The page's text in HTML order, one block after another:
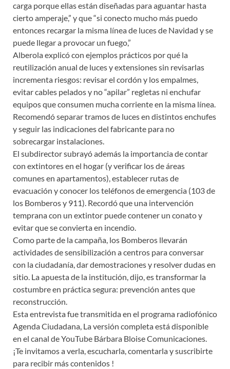
carga porque ellas están diseñadas para aguantar hasta
cierto amperaje,” y que “si conecto mucho más puedo
entonces recargar la misma línea de luces de Navidad y se
puede llegar a provocar un fuego,”
Alberola explicó con ejemplos prácticos por qué la
reutilización anual de luces y extensiones sin revisarlas
incrementa riesgos: revisar el cordón y los empalmes,
evitar cables pelados y no “apilar” regletas ni enchufar
equipos que consumen mucha corriente en la misma línea.
Recomendó separar tramos de luces en distintos enchufes
y seguir las indicaciones del fabricante para no
sobrecargar instalaciones.
El subdirector subrayó además la importancia de contar
con extintores en el hogar (y verificar los de áreas
comunes en apartamentos), establecer rutas de
evacuación y conocer los teléfonos de emergencia (103 de
los Bomberos y 911). Recordó que una intervención
temprana con un extintor puede contener un conato y
evitar que se convierta en incendio.
Como parte de la campaña, los Bomberos llevarán
actividades de sensibilización a centros para conversar
con la ciudadanía, dar demostraciones y resolver dudas en
sitio. La apuesta de la institución, dijo, es transformar la
costumbre en práctica segura: prevención antes que
reconstrucción.
Esta entrevista fue transmitida en el programa radiofónico
Agenda Ciudadana, La versión completa está disponible
en el canal de YouTube Bárbara Bloise Comunicaciones.
¡Te invitamos a verla, escucharla, comentarla y suscribirte
para recibir más contenidos !